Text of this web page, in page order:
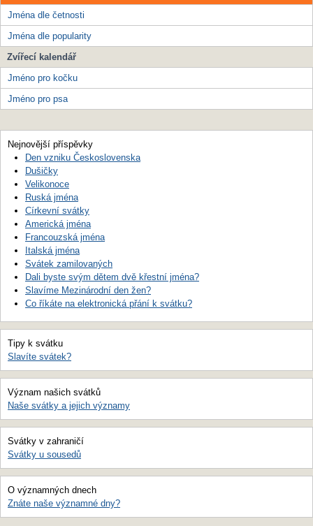
Jména dle četnosti
Jména dle popularity
Zvířecí kalendář
Jméno pro kočku
Jméno pro psa
Nejnovější příspěvky
Den vzniku Československa
Dušičky
Velikonoce
Ruská jména
Církevní svátky
Americká jména
Francouzská jména
Italská jména
Svátek zamilovaných
Dali byste svým dětem dvě křestní jména?
Slavíme Mezinárodní den žen?
Co říkáte na elektronická přání k svátku?
Tipy k svátku
Slavíte svátek?
Význam našich svátků
Naše svátky a jejich významy
Svátky v zahraničí
Svátky u sousedů
O významných dnech
Znáte naše významné dny?